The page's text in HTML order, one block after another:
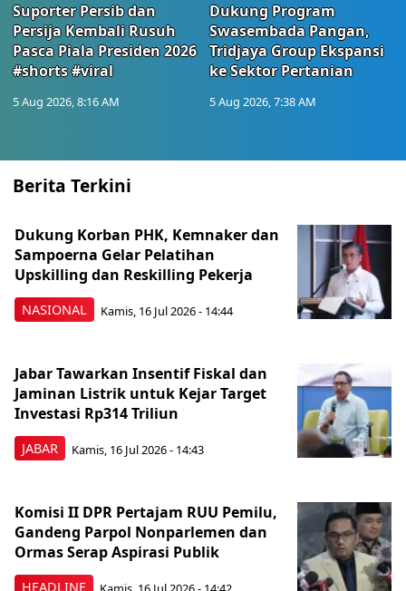
Suporter Persib dan
Persija Kembali Rusuh
Pasca Piala Presiden 2026
#shorts #viral
5 Aug 2026, 8:16 AM
Dukung Program
Swasembada Pangan,
Tridjaya Group Ekspansi
ke Sektor Pertanian
5 Aug 2026, 7:38 AM
Berita Terkini
NASIONAL
Dukung Korban PHK, Kemnaker dan
Sampoerna Gelar Pelatihan
Upskilling dan Reskilling Pekerja
Kamis, 16 Jul 2026 - 14:44
JABAR
Jabar Tawarkan Insentif Fiskal dan
Jaminan Listrik untuk Kejar Target
Investasi Rp314 Triliun
Kamis, 16 Jul 2026 - 14:43
HEADLINE
Komisi II DPR Pertajam RUU Pemilu,
Gandeng Parpol Nonparlemen dan
Ormas Serap Aspirasi Publik